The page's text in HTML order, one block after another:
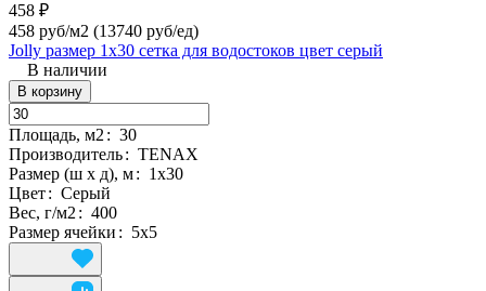
458 ₽
458 руб/м2 (13740 руб/eд)
Jolly размер 1х30 сетка для водостоков цвет серый
В наличии
В корзину
Площадь, м2: 30
Производитель: TENAX
Размер (ш х д), м: 1х30
Цвет: Серый
Вес, г/м2: 400
Размер ячейки : 5х5